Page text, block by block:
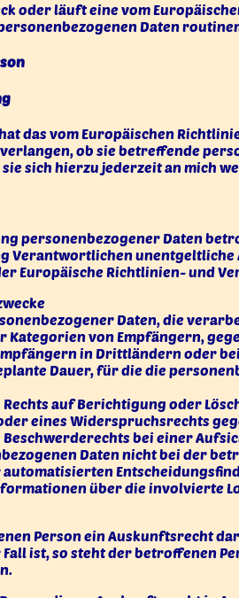
oder läuft eine vom
Daten
das vom Europäischen
ob sie betreffende
sich hierzu jederzeit an mich
personenbezogener Daten
Verantwortlichen unentgeltliche
Europäische Richtlinien- und
Daten, die
Kategorien von Empfängern,
in Drittländern oder
Dauer, für die die
Rechts auf Berichtigung oder
eines Widerspruchsrechts
Beschwerderechts bei einer
Daten nicht bei der
automatisierten
über die involvierte
Person ein Auskunftsrecht
ist, so steht der betroffenen